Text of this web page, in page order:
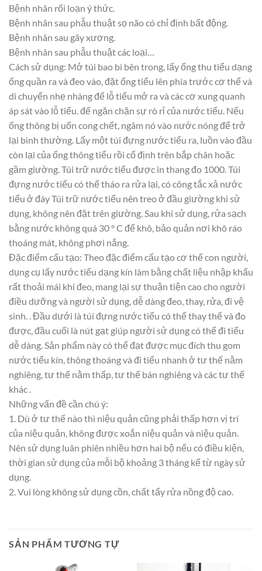
Bệnh nhân rối loạn ý thức.
Bệnh nhân sau phẫu thuật sọ não có chỉ định bất động.
Bệnh nhân sau gãy xương.
Bệnh nhân sau phẫu thuật các loại…
Cách sử dụng: Mở túi bao bì bên trong, lấy ống thu tiểu dạng
ống quần ra và đeo vào, đặt ống tiểu lên phía trước cơ thể và
di chuyển nhẹ nhàng để lỗ tiểu mở ra và các cơ xung quanh
áp sát vào lỗ tiểu. để ngăn chặn sự rò rỉ của nước tiểu. Nếu
ống thông bị uốn cong chết, ngâm nó vào nước nóng để trở
lại bình thường. Lấy một túi đựng nước tiểu ra, luồn vào đầu
còn lại của ống thông tiểu rồi cố định trên bắp chân hoặc
gầm giường. Túi trữ nước tiểu được in thang đo 1000. Túi
đựng nước tiểu có thể tháo ra rửa lại, có công tắc xả nước
tiểu ở đáy Túi trữ nước tiểu nên treo ở đầu giường khi sử
dụng, không nên đặt trên giường. Sau khi sử dụng, rửa sạch
bằng nước không quá 30 ° C để khô, bảo quản nơi khô ráo
thoáng mát, không phơi nắng.
Đặc điểm cấu tạo: Theo đặc điểm cấu tạo cơ thể con người,
dụng cụ lấy nước tiểu dạng kín làm bằng chất liệu nhập khẩu
rất thoải mái khi đeo, mang lại sự thuận tiện cao cho người
điều dưỡng và người sử dụng, dễ dàng đeo, thay, rửa, đi vệ
sinh. . Đầu dưới là túi đựng nước tiểu có thể thay thế và đo
được, đầu cuối là nút gạt giúp người sử dụng có thể đi tiểu
dễ dàng. Sản phẩm này có thể đạt được mục đích thu gom
nước tiểu kín, thông thoáng và đi tiểu nhanh ở tư thế nằm
nghiêng, tư thế nằm thấp, tư thế bán nghiêng và các tư thế
khác .
Những vấn đề cần chú ý:
1. Dù ở tư thế nào thì niệu quản cũng phải thấp hơn vị trí
của niệu quản, không được xoắn niệu quản và niệu quản.
Nên sử dụng luân phiên nhiều hơn hai bộ nếu có điều kiện,
thời gian sử dụng của mỗi bộ khoảng 3 tháng kể từ ngày sử
dụng.
2. Vui lòng không sử dụng cồn, chất tẩy rửa nồng độ cao.
SẢN PHẨM TƯƠNG TỰ